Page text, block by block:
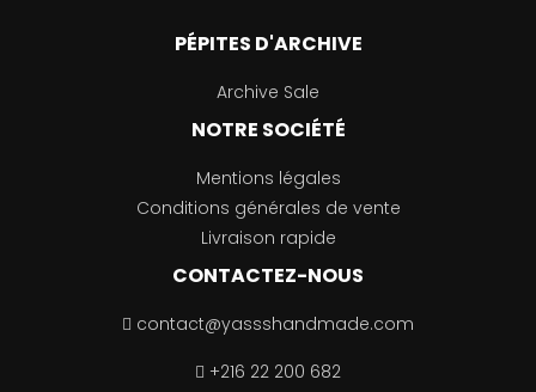
PÉPITES D'ARCHIVE
Archive Sale
NOTRE SOCIÉTÉ
Mentions légales
Conditions générales de vente
Livraison rapide
CONTACTEZ-NOUS
contact@yassshandmade.com
+216 22 200 682